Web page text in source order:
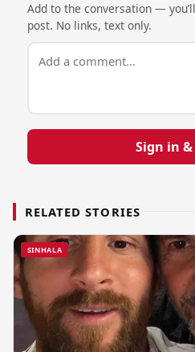
Add to the conversation —
post. No links, text only.
Sign in
RELATED STORIES
SINHALA